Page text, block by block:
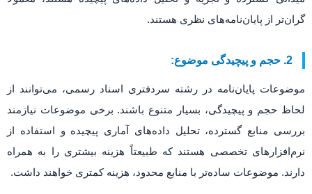
گران‌تر از پایان‌نامه‌های نظری هستند.
2. حجم و پیچیدگی موضوع:
موضوعات پایان‌نامه در رشته سردفتری اسناد رسمی، می‌توانند از
لحاظ حجم و پیچیدگی، بسیار متنوع باشند. برخی موضوعات نیازمند
بررسی منابع گسترده، تحلیل داده‌های آماری پیچیده و استفاده از
نرم‌افزارهای تخصصی هستند که طبیعتاً هزینه بیشتری را به همراه
دارند. موضوعات ساده‌تر با منابع محدود، هزینه کمتری خواهند داشت.